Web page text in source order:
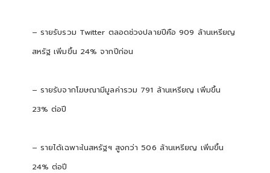
– รายรับรวม Twitter ตลอดช่วงปลายปีคือ 909 ล้านเหรียญ
สหรัฐ เพิ่มขึ้น 24% จากปีก่อน
– รายรับจากโฆษณามีมูลค่ารวม 791 ล้านเหรียญ เพิ่มขึ้น
23% ต่อปี
– รายได้เฉพาะในสหรัฐฯ สูงกว่า 506 ล้านเหรียญ เพิ่มขึ้น
24% ต่อปี